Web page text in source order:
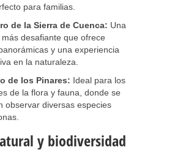
para familias.
de la Sierra de Cuenca: Una
desafiante que ofrece
y una experiencia
en la naturaleza.
de los Pinares: Ideal para los
de la flora y fauna, donde se
observar diversas especies
y biodiversidad